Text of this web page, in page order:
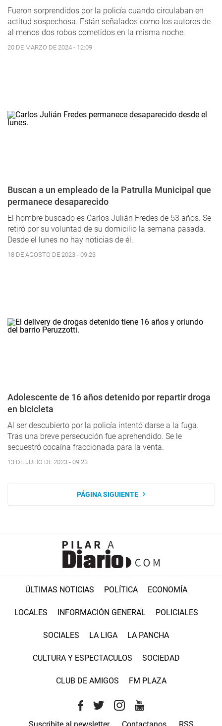
Fueron sorprendidos por la policía cuando circulaban en
actitud sospechosa. Están señalados como los autores de
al menos dos robos cometidos en la misma noche.
20 DE MARZO DE 2024 - 12:09
Buscan a un empleado de la Patrulla Municipal que
permanece desaparecido
El hombre buscado es Carlos Julián Fredes de 53 años. Se
retiró por su voluntad de su domicilio la semana pasada.
Desde el lunes no hay noticias de él.
18 DE AGOSTO DE 2023 - 09:23
Adolescente de 16 años detenido por repartir droga
en bicicleta
Al ser descubierto por la policía intentó darse a la fuga.
Tras una breve persecución fue aprehendido. Se le
secuestró cocaína fraccionada para la venta.
13 DE JULIO DE 2023 - 09:23
PÁGINA SIGUIENTE
ÚLTIMAS NOTICIAS POLÍTICA ECONOMÍA
LOCALES INFORMACIÓN GENERAL POLICIALES
SOCIALES LA LIGA LA PANCHA
CULTURA Y ESPECTACULOS SOCIEDAD
CLUB DE AMIGOS FM PLAZA